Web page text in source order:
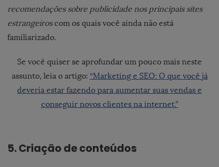
recomendações sobre publicidade nos principais sites
estrangeiroscom os quais você ainda não está
familiarizado.
Se você quiser se aprofundar um pouco mais neste
assunto, leia o artigo: “Marketing e SEO: O que você já
deveria estar fazendo para aumentar suas vendas e
conseguir novos clientes na internet.”
5. Criação de conteúdos